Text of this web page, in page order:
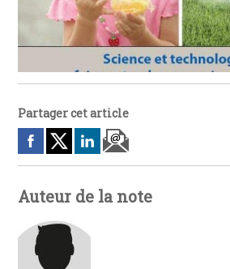
Partager cet article
Auteur de la note